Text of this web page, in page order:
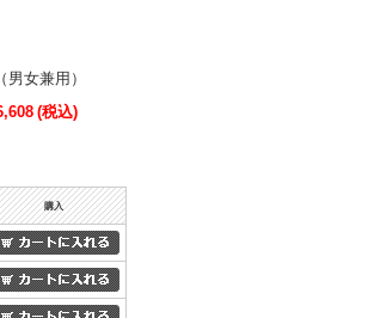
女兼用）
(税込)
購入